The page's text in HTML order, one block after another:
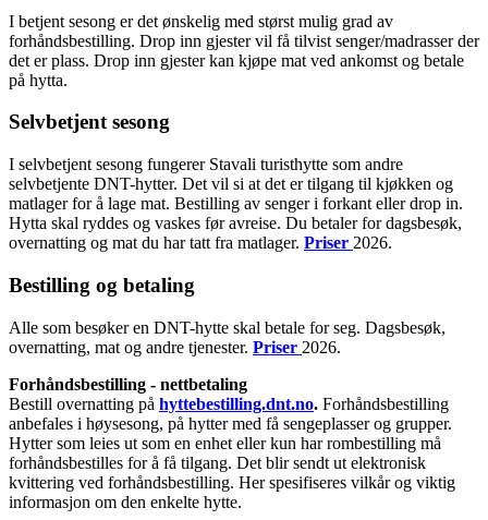
I betjent sesong er det ønskelig med størst mulig grad av
forhåndsbestilling. Drop inn gjester vil få tilvist senger/madrasser der
det er plass. Drop inn gjester kan kjøpe mat ved ankomst og betale
på hytta.
Selvbetjent sesong
I selvbetjent sesong fungerer Stavali turisthytte som andre
selvbetjente DNT-hytter. Det vil si at det er tilgang til kjøkken og
matlager for å lage mat. Bestilling av senger i forkant eller drop in.
Hytta skal ryddes og vaskes før avreise. Du betaler for dagsbesøk,
overnatting og mat du har tatt fra matlager. Priser 2026.
Bestilling og betaling
Alle som besøker en DNT-hytte skal betale for seg. Dagsbesøk,
overnatting, mat og andre tjenester. Priser 2026.
Forhåndsbestilling - nettbetaling
Bestill overnatting på hyttebestilling.dnt.no. Forhåndsbestilling
anbefales i høysesong, på hytter med få sengeplasser og grupper.
Hytter som leies ut som en enhet eller kun har rombestilling må
forhåndsbestilles for å få tilgang. Det blir sendt ut elektronisk
kvittering ved forhåndsbestilling. Her spesifiseres vilkår og viktig
informasjon om den enkelte hytte.